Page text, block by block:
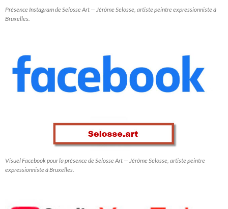
Présence Instagram de Selosse Art — Jérôme Selosse, artiste peintre expressionniste à
Bruxelles.
Visuel Facebook pour la présence de Selosse Art — Jérôme Selosse, artiste peintre
expressionniste à Bruxelles.